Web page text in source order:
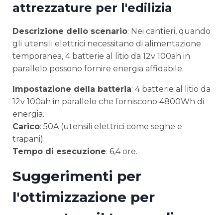
attrezzature per l'edilizia
Descrizione dello scenario: Nei cantieri, quando
gli utensili elettrici necessitano di alimentazione
temporanea, 4 batterie al litio da 12v 100ah in
parallelo possono fornire energia affidabile.
Impostazione della batteria: 4 batterie al litio da
12v 100ah in parallelo che forniscono 4800Wh di
energia.
Carico: 50A (utensili elettrici come seghe e
trapani).
Tempo di esecuzione: 6,4 ore.
Suggerimenti per
l'ottimizzazione per